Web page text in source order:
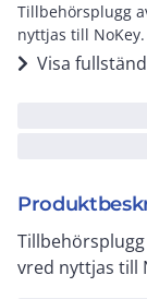
Tillbehörsplugg
nyttjas till NoKey.
Visa
vred nyttjas till